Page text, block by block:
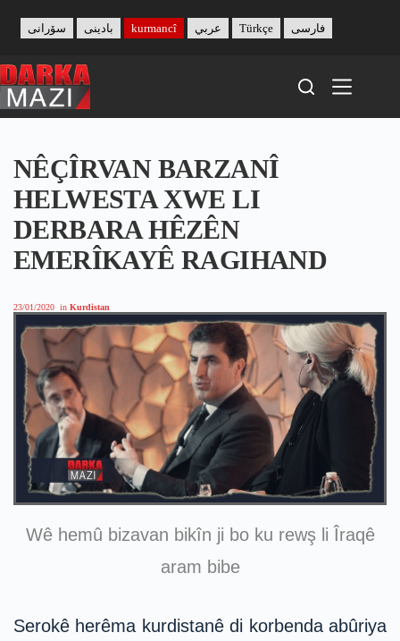
content
بادینی سۆرانی kurmancî عربي Türkçe فارسی
NÊÇÎRVAN BARZANÎ
HELWESTA XWE LI
DERBARA HÊZÊN
EMERÎKAYÊ RAGIHAND
23/01/2020 in Kurdistan
Wê hemû bizavan bikîn ji bo ku rewş li Îraqê
aram bibe
Serokê herêma kurdistanê di korbenda abûriya